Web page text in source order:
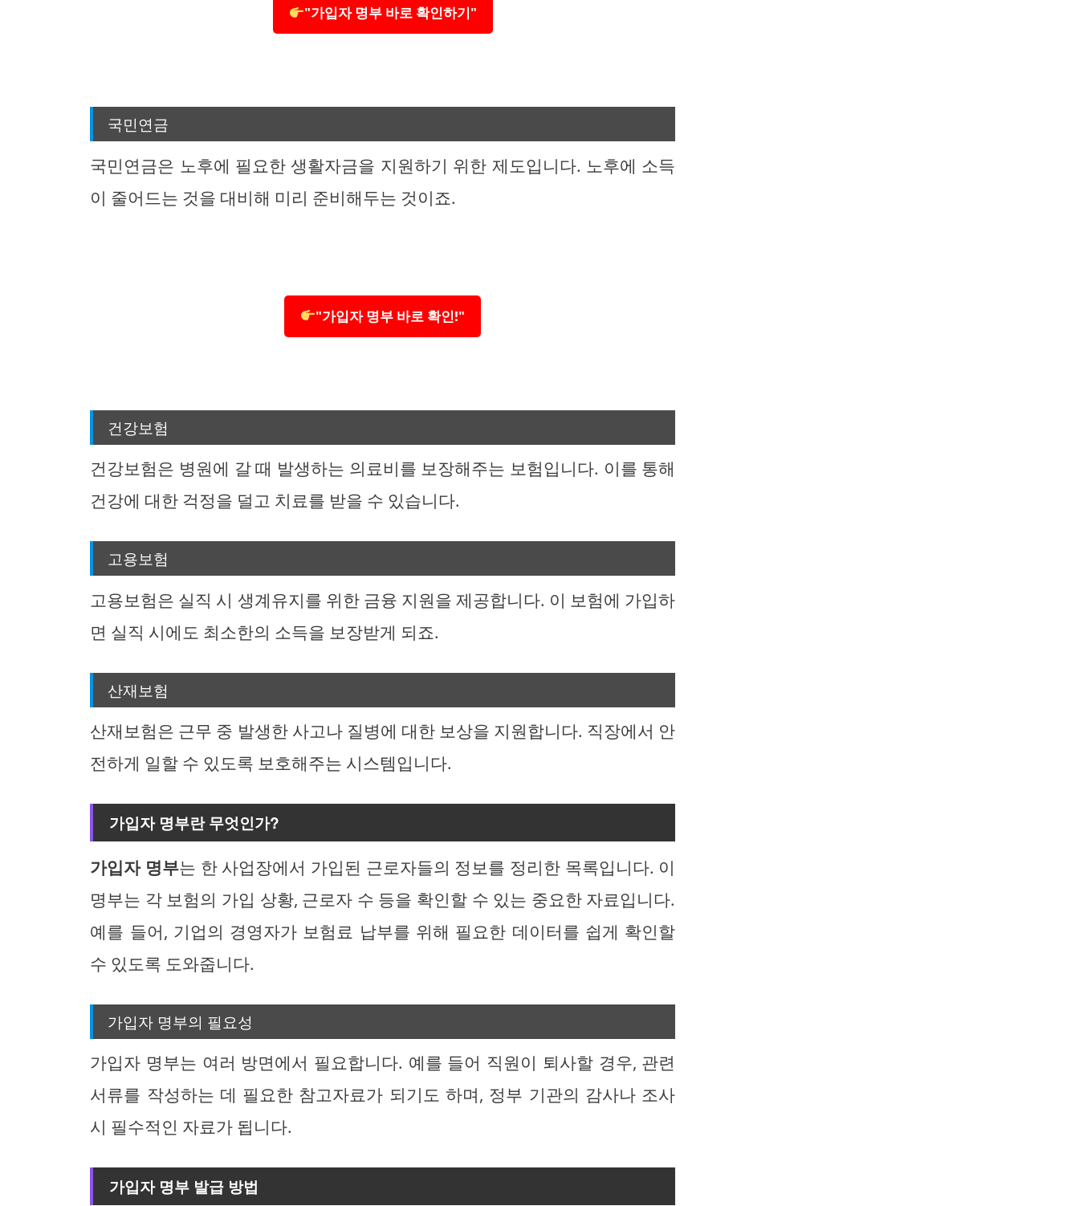
"가입자 명부 바로 확인하기"
국민연금
국민연금은 노후에 필요한 생활자금을 지원하기 위한 제도입니다. 노후에 소득
이 줄어드는 것을 대비해 미리 준비해두는 것이죠.
"가입자 명부 바로 확인!"
건강보험
건강보험은 병원에 갈 때 발생하는 의료비를 보장해주는 보험입니다. 이를 통해
건강에 대한 걱정을 덜고 치료를 받을 수 있습니다.
고용보험
고용보험은 실직 시 생계유지를 위한 금융 지원을 제공합니다. 이 보험에 가입하
면 실직 시에도 최소한의 소득을 보장받게 되죠.
산재보험
산재보험은 근무 중 발생한 사고나 질병에 대한 보상을 지원합니다. 직장에서 안
전하게 일할 수 있도록 보호해주는 시스템입니다.
가입자 명부란 무엇인가?
가입자 명부는 한 사업장에서 가입된 근로자들의 정보를 정리한 목록입니다. 이
명부는 각 보험의 가입 상황, 근로자 수 등을 확인할 수 있는 중요한 자료입니다.
예를 들어, 기업의 경영자가 보험료 납부를 위해 필요한 데이터를 쉽게 확인할
수 있도록 도와줍니다.
가입자 명부의 필요성
가입자 명부는 여러 방면에서 필요합니다. 예를 들어 직원이 퇴사할 경우, 관련
서류를 작성하는 데 필요한 참고자료가 되기도 하며, 정부 기관의 감사나 조사
시 필수적인 자료가 됩니다.
가입자 명부 발급 방법